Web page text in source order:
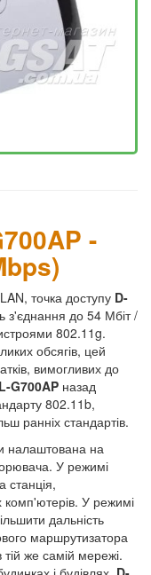
-
точка доступу D-
з'єднання до 54 Мбіт /
802.11g.
обсягів, цей
вимогливих до
G700AP назад
802.11b,
ранніх стандартів.
налаштована на
У режимі
станція,
комп'ютерів. У режимі
дальність
маршрутизатора
же самій мережі.